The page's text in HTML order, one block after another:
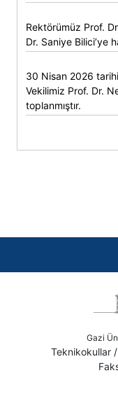
Rektörümüz Prof.
Dr. Saniye Bilici’ye
30 Nisan 2026
Vekilimiz Prof. Dr.
toplanmıştır.
Gazi
Teknikokullar